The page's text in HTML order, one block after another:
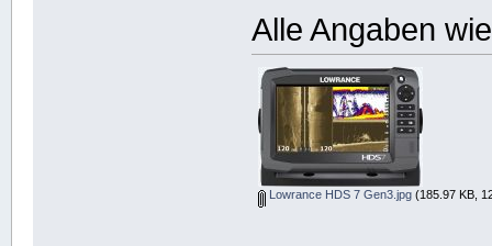
Alle Angaben
Lowrance HDS 7 Gen3.jpg(185.97 KB,